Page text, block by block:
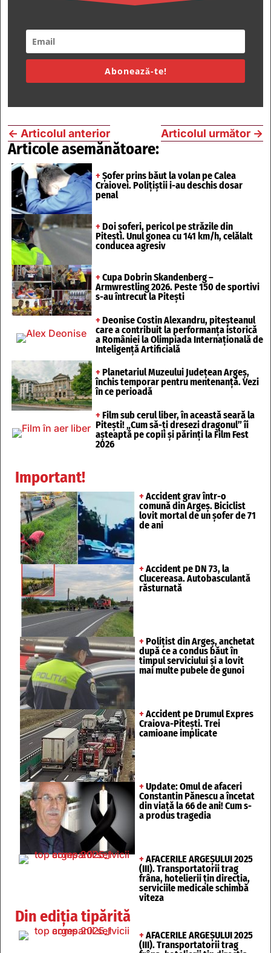
Abonează-te!
← Articolul anterior Articolul următor →
Articole asemănătoare:
+ Șofer prins băut la volan pe Calea
Craiovei. Polițiștii i-au deschis dosar
penal
+ Doi șoferi, pericol pe străzile din
Pitești. Unul gonea cu 141 km/h, celălalt
conducea agresiv
+ Cupa Dobrin Skandenberg –
Armwrestling 2026. Peste 150 de sportivi
s-au întrecut la Pitești
+ Deonise Costin Alexandru, piteșteanul
care a contribuit la performanța istorică
a României la Olimpiada Internațională de
Inteligență Artificială
+ Planetariul Muzeului Județean Argeș,
închis temporar pentru mentenanță. Vezi
în ce perioadă
+ Film sub cerul liber, în această seară la
Pitești! „Cum să-ți dresezi dragonul” îi
așteaptă pe copii și părinți la Film Fest
2026
Important!
+ Accident grav într-o
comună din Argeș. Biciclist
lovit mortal de un șofer de 71
de ani
+ Accident pe DN 73, la
Clucereasa. Autobasculantă
răsturnată
+ Polițist din Argeș, anchetat
după ce a condus băut în
timpul serviciului și a lovit
mai multe pubele de gunoi
+ Accident pe Drumul Expres
Craiova-Pitești. Trei
camioane implicate
+ Update: Omul de afaceri
Constantin Pănescu a încetat
din viață la 66 de ani! Cum s-
a produs tragedia
+ AFACERILE ARGEȘULUI 2025
(III). Transportatorii trag
frâna, hotelierii țin direcția,
serviciile medicale schimbă
viteza
Din ediția tipărită
+ AFACERILE ARGEȘULUI 2025
(III). Transportatorii trag